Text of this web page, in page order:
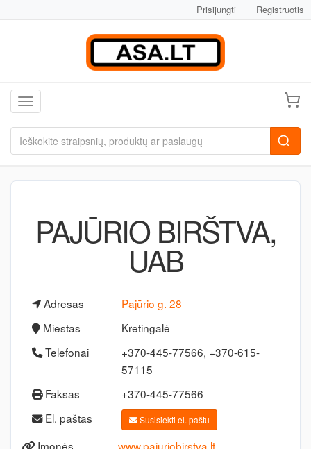
Prisijungti Registruotis
Toggle navigation
PAJŪRIO BIRŠTVA,
UAB
Adresas
Pajūrio g. 28
Miestas
Kretingalė
Telefonai
+370-445-77566, +370-615-
57115
Faksas
+370-445-77566
El. paštas
Susisiekti el. paštu
Įmonės
www.pajuriobirstva.lt